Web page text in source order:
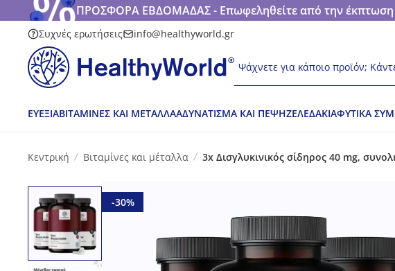
ΠΡΟΣΦΟΡΑ ΕΒΔΟΜΑΔΑΣ - Επωφεληθείτε από την έκπτωση
Συχνές ερωτήσεις info@healthyworld.gr
Ψάχνετε για κάποιο προϊόν;
ΕΥΕΞΊΑΒΙΤΑΜΊΝΕΣ ΚΑΙ ΜΈΤΑΛΛΑΑΔΥΝΆΤΙΣΜΑ ΚΑΙ ΠΈΨΗΖΕΛΕΔΆΚΙΑΦΥΤΙΚΆ
Κεντρική Βιταμίνες και μέταλλα 3x Δισγλυκινικός σίδηρος 40 mg,
-30%